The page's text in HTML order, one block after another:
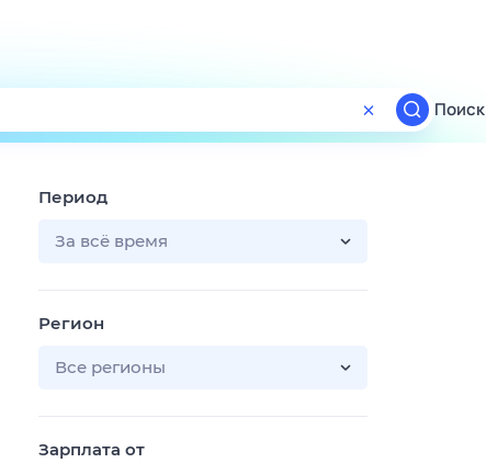
Поиск
ТВ-программа
Поиск
Период
За всё время
Регион
Все регионы
Зарплата от